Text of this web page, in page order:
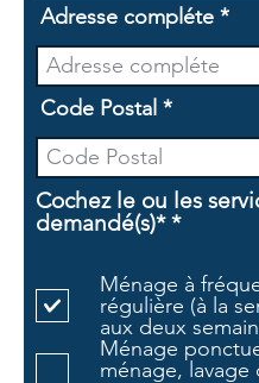
Adresse compléte
Code Postal
Cochez le ou les
demandé(s)* *O
g
a
t
Ménage à
régulière (à la
aux deux
Ménage
ménage, lavage